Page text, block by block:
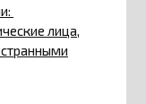
лица,